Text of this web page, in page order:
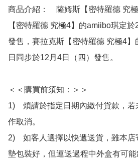
商品介紹：　薩姆斯【密特羅德 究
【密特羅德 究極4】的amiibo琪定於
發售，賽拉克斯【密特羅德 究極4】
日同步於12月4日（四）發售。
＜＜購買前須知：＞＞
1)　煩請於指定日期內繳付貨款，
作取消。
2)　如客人選擇以快遞送貨，雖本
墊包裝好，但運送過程中外盒有可